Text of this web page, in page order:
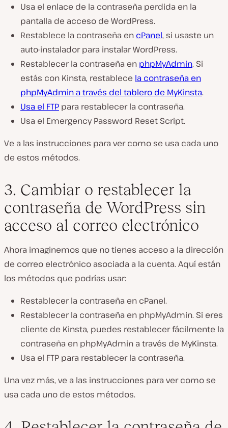
Usa el enlace de la contraseña perdida en la
pantalla de acceso de WordPress.
Restablece la contraseña en cPanel, si usaste un
auto-instalador para instalar WordPress.
Restablecer la contraseña en phpMyAdmin. Si
estás con Kinsta, restablece la contraseña en
phpMyAdmin a través del tablero de MyKinsta.
Usa el FTP para restablecer la contraseña.
Usa el Emergency Password Reset Script.
Ve a las instrucciones para ver como se usa cada uno
de estos métodos.
3. Cambiar o restablecer la
contraseña de WordPress sin
acceso al correo electrónico
Ahora imaginemos que no tienes acceso a la dirección
de correo electrónico asociada a la cuenta. Aquí están
los métodos que podrías usar:
Restablecer la contraseña en cPanel.
Restablecer la contraseña en phpMyAdmin. Si eres
cliente de Kinsta, puedes restablecer fácilmente la
contraseña en phpMyAdmin a través de MyKinsta.
Usa el FTP para restablecer la contraseña.
Una vez más, ve a las instrucciones para ver como se
usa cada uno de estos métodos.